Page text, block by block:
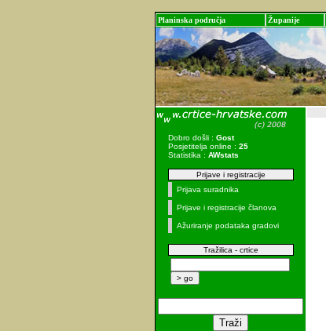
Planinska područja Županije
Dobro došli : Gost
Posjetitelja online : 25
Statistika : AWstats
Prijave i registracije
Prijava suradnika
Prijave i registracije članova
Ažuriranje podataka gradovi
Tražilica - crtice